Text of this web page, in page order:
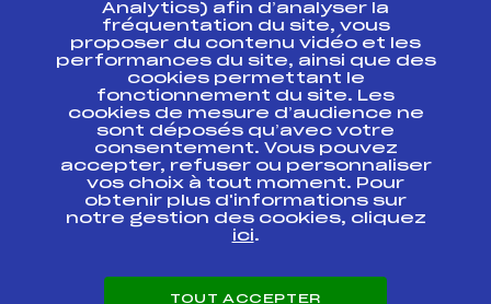
Ressources
Pass’Neige
Projet sportif fédéral
Projet de performance fédéral
Antidopage
Pôle Développement, Formation, Suivi
Scientifique
Listes ministérielles
Pôle vie de l’athlète
Analytics) afin d’analyser la
fréquentation du site, vous
proposer du contenu vidéo et les
performances du site, ainsi que des
cookies permettant le
fonctionnement du site. Les
cookies de mesure d’audience ne
sont déposés qu’avec votre
consentement. Vous pouvez
accepter, refuser ou personnaliser
vos choix à tout moment. Pour
obtenir plus d'informations sur
notre gestion des cookies, cliquez
ici.
TOUT ACCEPTER